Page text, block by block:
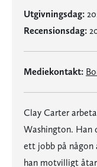
Utgivningsdag:
Recensionsdag:
Mediekontakt:
Clay Carter
Washington. Han
ett jobb på någon
han motvilligt